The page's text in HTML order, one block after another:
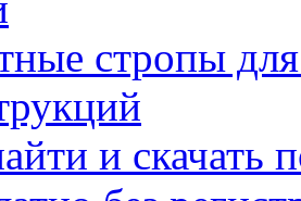
стропы
и